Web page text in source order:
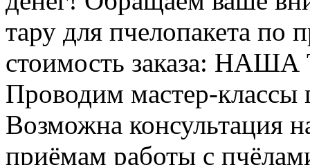
тару для пчелопакета по
стоимость заказа:
Проводим мастер-классы
Возможна консультация
приёмам работы с